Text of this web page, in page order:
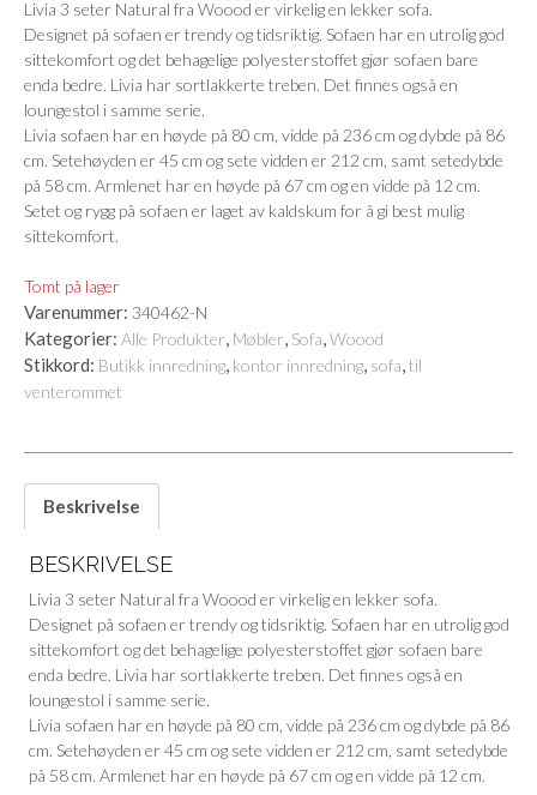
Livia 3 seter Natural fra Woood er virkelig en lekker sofa.
Designet på sofaen er trendy og tidsriktig. Sofaen har en utrolig god
sittekomfort og det behagelige polyesterstoffet gjør sofaen bare
enda bedre. Livia har sortlakkerte treben. Det finnes også en
loungestol i samme serie.
Livia sofaen har en høyde på 80 cm, vidde på 236 cm og dybde på 86
cm. Setehøyden er 45 cm og sete vidden er 212 cm, samt setedybde
på 58 cm. Armlenet har en høyde på 67 cm og en vidde på 12 cm.
Setet og rygg på sofaen er laget av kaldskum for å gi best mulig
sittekomfort.
Tomt på lager
Varenummer: 340462-N
Kategorier: Alle Produkter, Møbler, Sofa,Woood
Stikkord: Butikk innredning, kontor innredning, sofa,til
venterommet
Beskrivelse
BESKRIVELSE
Livia 3 seter Natural fra Woood er virkelig en lekker sofa.
Designet på sofaen er trendy og tidsriktig. Sofaen har en utrolig god
sittekomfort og det behagelige polyesterstoffet gjør sofaen bare
enda bedre. Livia har sortlakkerte treben. Det finnes også en
loungestol i samme serie.
Livia sofaen har en høyde på 80 cm, vidde på 236 cm og dybde på 86
cm. Setehøyden er 45 cm og sete vidden er 212 cm, samt setedybde
på 58 cm. Armlenet har en høyde på 67 cm og en vidde på 12 cm.